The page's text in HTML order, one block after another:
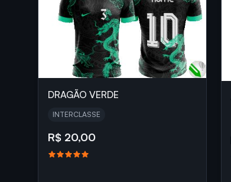
DRAGÃO VERDE
INTERCLASSE
R$ 20,00